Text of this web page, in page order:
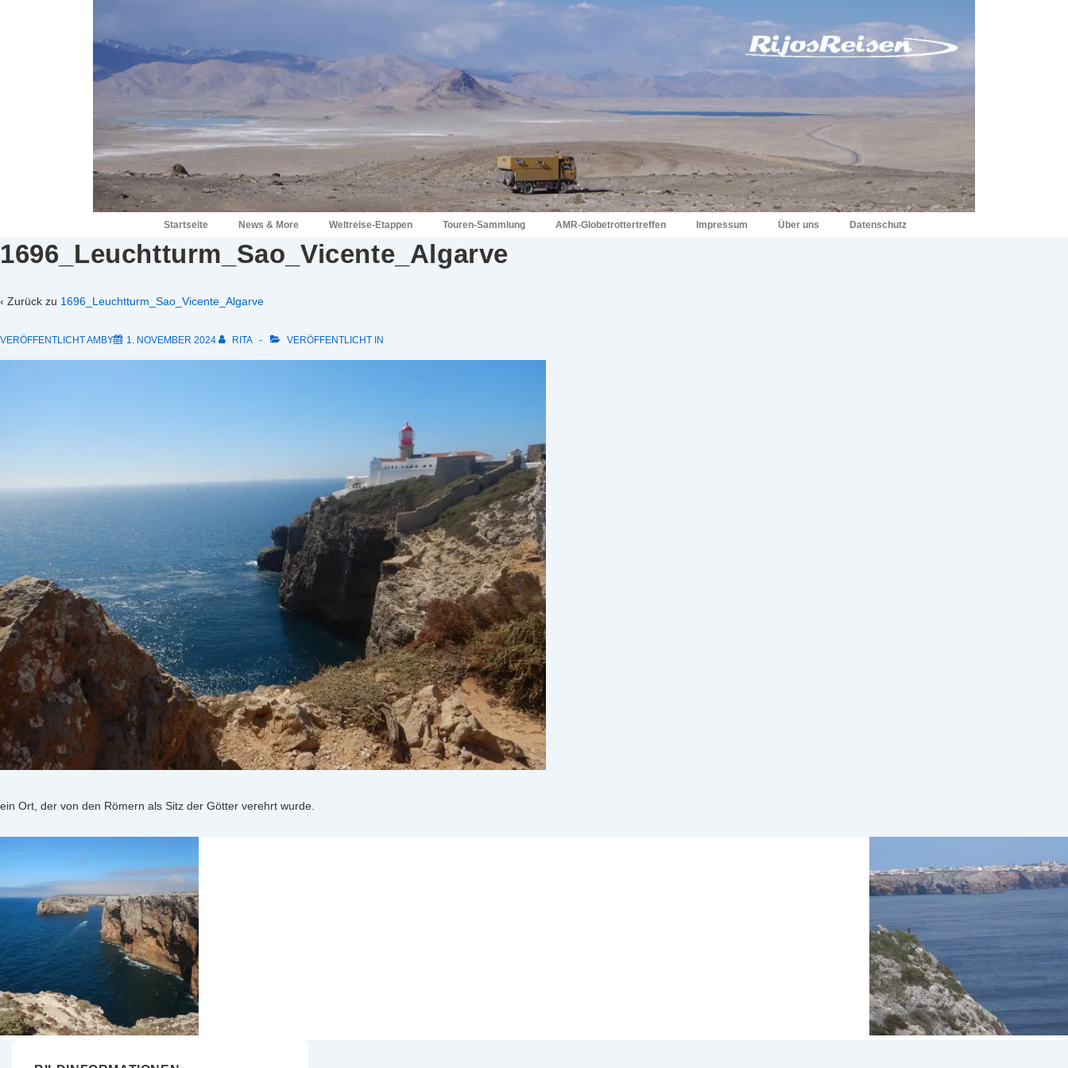
Hauptnavigation
Startseite News & More Weltreise-Etappen Touren-Sammlung AMR-Globetrottertreffen Impressum Über uns Datenschutz
1696_Leuchtturm_Sao_Vicente_Algarve
‹ Zurück zu 1696_Leuchtturm_Sao_Vicente_Algarve
VERÖFFENTLICHT AMBY 1. NOVEMBER 2024 RITA VERÖFFENTLICHT IN
ein Ort, der von den Römern als Sitz der Götter verehrt wurde.